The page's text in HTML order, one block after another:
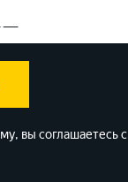
вы соглашаетесь с